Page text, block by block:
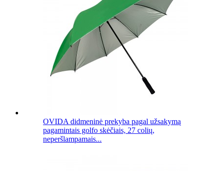
OVIDA didmeninė prekyba pagal užsakymą
pagamintais golfo skėčiais, 27 colių,
neperšlampamais...